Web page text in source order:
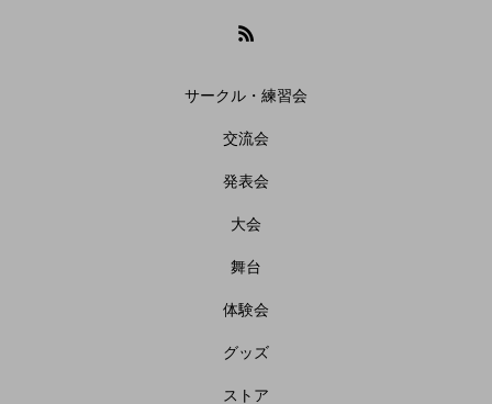
サークル・練習会
交流会
発表会
大会
舞台
体験会
グッズ
ストア